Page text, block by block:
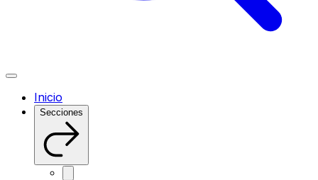
Inicio
Secciones